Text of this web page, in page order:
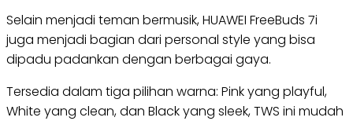
Selain menjadi teman bermusik, HUAWEI FreeBuds 7i
juga menjadi bagian dari personal style yang bisa
dipadu padankan dengan berbagai gaya.
Tersedia dalam tiga pilihan warna: Pink yang playful,
White yang clean, dan Black yang sleek, TWS ini mudah